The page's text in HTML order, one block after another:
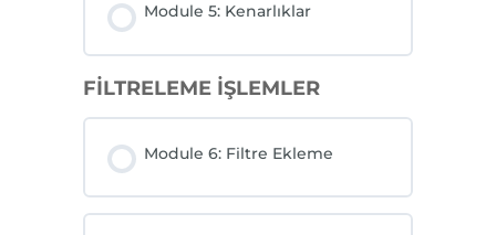
Module 5: Kenarlıklar
FİLTRELEME İŞLEMLER
Module 6: Filtre Ekleme